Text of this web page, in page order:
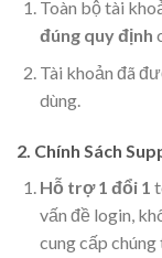
Toàn bộ tài
đúng quy định
Tài khoản đã
dùng.
2. Chính Sách
Hỗ trợ 1 đổi 1
vấn đề login,
cung cấp